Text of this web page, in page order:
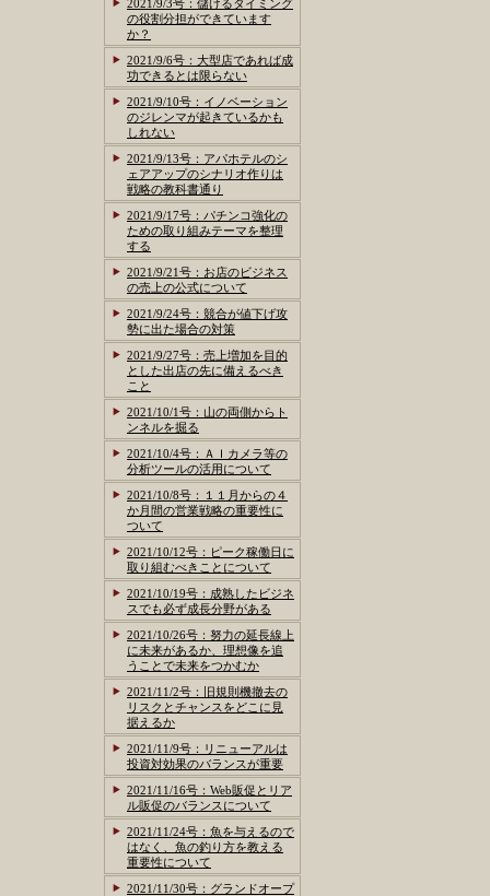
2021/9/3号：儲けるタイミング
の役割分担ができています
か？
2021/9/6号：大型店であれば成
功できるとは限らない
2021/9/10号：イノベーション
のジレンマが起きているかも
しれない
2021/9/13号：アパホテルのシ
ェアアップのシナリオ作りは
戦略の教科書通り
2021/9/17号：パチンコ強化の
ための取り組みテーマを整理
する
2021/9/21号：お店のビジネス
の売上の公式について
2021/9/24号：競合が値下げ攻
勢に出た場合の対策
2021/9/27号：売上増加を目的
とした出店の先に備えるべき
こと
2021/10/1号：山の両側からト
ンネルを掘る
2021/10/4号：ＡＩカメラ等の
分析ツールの活用について
2021/10/8号：１１月からの４
か月間の営業戦略の重要性に
ついて
2021/10/12号：ピーク稼働日に
取り組むべきことについて
2021/10/19号：成熟したビジネ
スでも必ず成長分野がある
2021/10/26号：努力の延長線上
に未来があるか、理想像を追
うことで未来をつかむか
2021/11/2号：旧規則機撤去の
リスクとチャンスをどこに見
据えるか
2021/11/9号：リニューアルは
投資対効果のバランスが重要
2021/11/16号：Web販促とリア
ル販促のバランスについて
2021/11/24号：魚を与えるので
はなく、魚の釣り方を教える
重要性について
2021/11/30号：グランドオープ